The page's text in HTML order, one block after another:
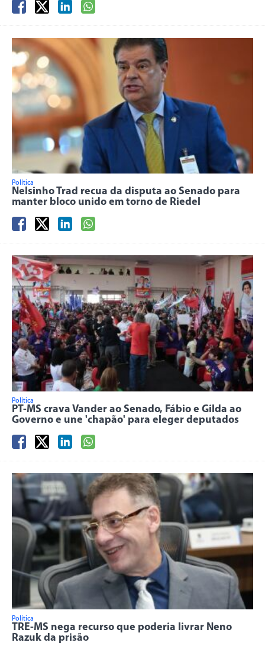
Política
Nelsinho Trad recua da disputa ao Senado para
manter bloco unido em torno de Riedel
Política
PT-MS crava Vander ao Senado, Fábio e Gilda ao
Governo e une 'chapão' para eleger deputados
Política
TRE-MS nega recurso que poderia livrar Neno
Razuk da prisão